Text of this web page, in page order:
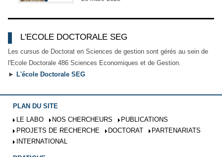
L'ECOLE DOCTORALE SEG
Les cursus de Doctorat en Sciences de gestion sont gérés au sein de
l'Ecole Doctorale 486 Sciences Economiques et de Gestion.
► L'école Doctorale SEG
PLAN DU SITE
LE LABO
NOS CHERCHEURS
PUBLICATIONS
PROJETS DE RECHERCHE
DOCTORAT
PARTENARIATS
INTERNATIONAL